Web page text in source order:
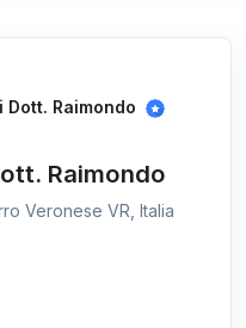
Raimondo
Raimondo
Veronese VR, Italia